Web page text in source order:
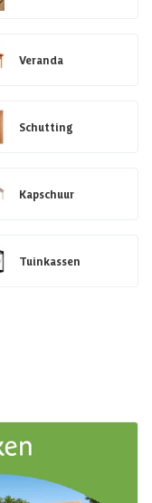
Veranda
Schutting
Kapschuur
Tuinkassen